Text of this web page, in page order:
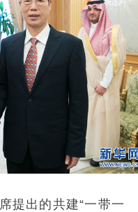
提出的共建“一带一